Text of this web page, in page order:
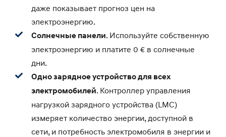
даже показывает прогноз цен на
электроэнергию.
Солнечные панели. Используйте собственную
электроэнергию и платите 0 € в солнечные
дни.
Одно зарядное устройство для всех
электромобилей. Контроллер управления
нагрузкой зарядного устройства (LMC)
измеряет количество энергии, доступной в
сети, и потребность электромобиля в энергии и